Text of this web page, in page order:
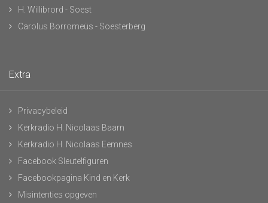
H. Willibrord - Soest
Carolus Borromeüs - Soesterberg
Extra
Privacybeleid
Kerkradio H. Nicolaas Baarn
Kerkradio H. Nicolaas Eemnes
Facebook Sleutelfiguren
Facebookpagina Kind en Kerk
Misintenties opgeven